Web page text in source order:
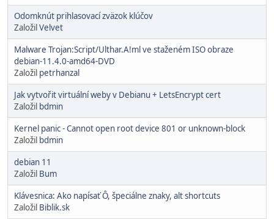
Odomknút prihlasovací zväzok klúčov
ZaložilVelvet
Malware Trojan:Script/Ulthar.A!ml ve staženém ISO obraze
debian-11.4.0-amd64-DVD
Založil petrhanzal
Jak vytvořit virtuální weby v Debianu + LetsEncrypt cert
Založil bdmin
Kernel panic - Cannot open root device 801 or unknown-block
Založil bdmin
debian 11
Založil Bum
Klávesnica: Ako napísať Ô, špeciálne znaky, alt shortcuts
Založil Biblik.sk